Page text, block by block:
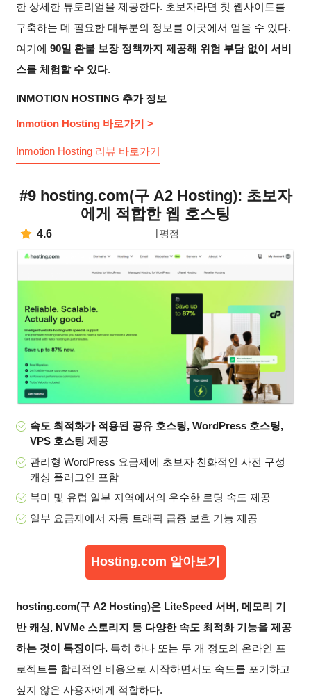
한 상세한 튜토리얼을 제공한다. 초보자라면 첫 웹사이트를
구축하는 데 필요한 대부분의 정보를 이곳에서 얻을 수 있다.
여기에 90일 환불 보장 정책까지 제공해 위험 부담 없이 서비
스를 체험할 수 있다.
INMOTION HOSTING 추가 정보
Inmotion Hosting 바로가기 >
Inmotion Hosting 리뷰 바로가기
#9 hosting.com(구 A2 Hosting): 초보자
에게 적합한 웹 호스팅
4.6 평점
속도 최적화가 적용된 공유 호스팅, WordPress 호스팅,
VPS 호스팅 제공
관리형 WordPress 요금제에 초보자 친화적인 사전 구성
캐싱 플러그인 포함
북미 및 유럽 일부 지역에서의 우수한 로딩 속도 제공
일부 요금제에서 자동 트래픽 급증 보호 기능 제공
Hosting.com 알아보기
hosting.com(구 A2 Hosting)은 LiteSpeed 서버, 메모리 기
반 캐싱, NVMe 스토리지 등 다양한 속도 최적화 기능을 제공
하는 것이 특징이다. 특히 하나 또는 두 개 정도의 온라인 프
로젝트를 합리적인 비용으로 시작하면서도 속도를 포기하고
싶지 않은 사용자에게 적합하다.